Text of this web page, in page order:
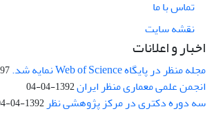
تماس با ما
نقشه سایت
اخبار و اعلانات
مجله منظر در پایگاه Web of Science نمایه شد. 22
انجمن علمی معماری منظر ایران1392-04-04
سه دوره دکتری در مرکز پژوهشی نظر 1392-04-04